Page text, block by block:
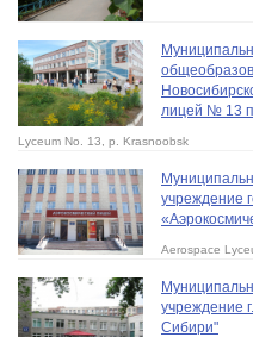
лицей № 13
Lyceum No. 13, p. Krasnoobsk
учреждение
Aerospace
учреждение
Сибири"